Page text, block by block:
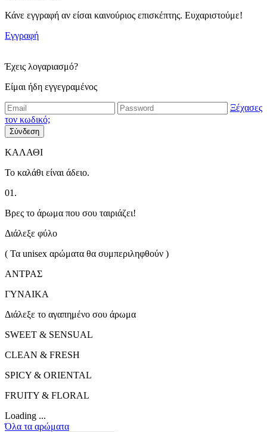
Κάνε εγγραφή αν είσαι καινούριος επισκέπτης. Ευχαριστούμε!
Εγγραφή
Έχεις λογαριασμό?
Είμαι ήδη εγγεγραμένος
Ξέχασες
τον κωδικό;
Σύνδεση
ΚΑΛΑΘΙ
Το καλάθι είναι άδειο.
01.
Βρες το άρωμα που σου ταιριάζει!
Διάλεξε φύλο
( Τα unisex αρώματα θα συμπεριληφθούν )
ΑΝΤΡΑΣ
ΓΥΝΑΙΚΑ
Διάλεξε το αγαπημένο σου άρωμα
SWEET & SENSUAL
CLEAN & FRESH
SPICY & ORIENTAL
FRUITY & FLORAL
Loading ...
Όλα τα αρώματα